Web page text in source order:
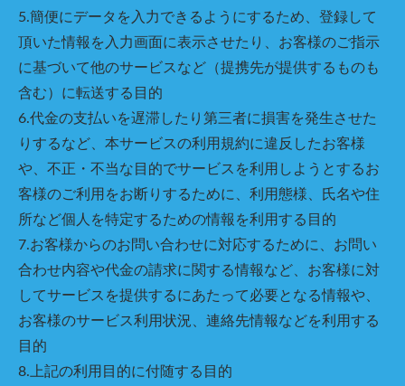
5.簡便にデータを入力できるようにするため、登録して
頂いた情報を入力画面に表示させたり、お客様のご指示
に基づいて他のサービスなど（提携先が提供するものも
含む）に転送する目的
6.代金の支払いを遅滞したり第三者に損害を発生させた
りするなど、本サービスの利用規約に違反したお客様
や、不正・不当な目的でサービスを利用しようとするお
客様のご利用をお断りするために、利用態様、氏名や住
所など個人を特定するための情報を利用する目的
7.お客様からのお問い合わせに対応するために、お問い
合わせ内容や代金の請求に関する情報など、お客様に対
してサービスを提供するにあたって必要となる情報や、
お客様のサービス利用状況、連絡先情報などを利用する
目的
8.上記の利用目的に付随する目的